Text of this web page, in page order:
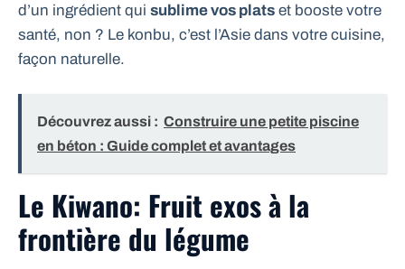
d’un ingrédient qui sublime vos plats et booste votre
santé, non ? Le konbu, c’est l’Asie dans votre cuisine,
façon naturelle.
Découvrez aussi : Construire une petite piscine
en béton : Guide complet et avantages
Le Kiwano: Fruit exos à la
frontière du légume